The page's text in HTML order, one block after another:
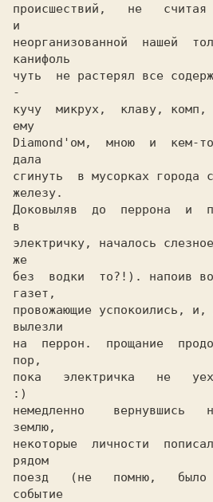
происшествий,   не
неорганизованной  нашей
канифоль
чуть  не растерял все
-
кучу  микрух,  клаву, комп,
ему
Diamond'ом,  мною  и  кем-
дала
сгинуть  в мусорках города
железу.
Доковыляв  до  перрона  и
в
электричку, началось
же
без  водки  то?!). напоив
газет,
провожающие успокоились, и,
вылезли
на  перрон.  прощание
пор,
пока   электричка   не
:)
немедленно    вернувшись
землю,
некоторые  личности
рядом
поезд   (не   помню,
событие